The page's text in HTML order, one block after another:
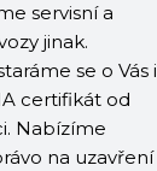
servisní a
jinak.
se o Vás i
certifikát od
Nabízíme
na uzavření